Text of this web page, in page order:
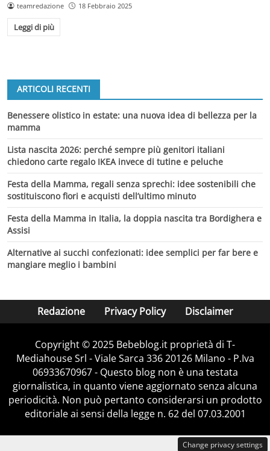
teamredazione 18 Febbraio 2025
Leggi di più
ARTICOLI RECENTI
Benessere olistico in estate: una nuova idea di bellezza per la
mamma
Lista nascita 2026: perché sempre più genitori italiani
chiedono carte regalo IKEA invece di tutine e peluche
Festa della Mamma, regali senza sprechi: idee sostenibili che
sostituiscono fiori e acquisti dell’ultimo minuto
Festa della Mamma in Italia, la doppia nascita tra Bordighera e
Assisi
Alternative ai succhi confezionati: idee semplici per far bere e
mangiare meglio i bambini
Redazione Privacy Policy Disclaimer
Copyright © 2025 Bebeblog.it proprietà di T-
Mediahouse Srl - Viale Sarca 336 20126 Milano - P.Iva
06933670967 - Questo blog non è una testata
giornalistica, in quanto viene aggiornato senza alcuna
periodicità. Non può pertanto considerarsi un prodotto
editoriale ai sensi della legge n. 62 del 07.03.2001
Change privacy settings